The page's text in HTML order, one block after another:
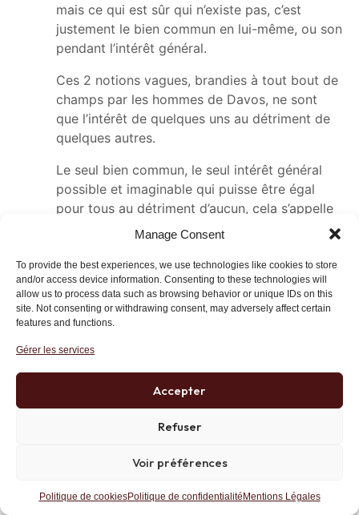
Manage Consent
To provide the best experiences, we use technologies like cookies to store
and/or access device information. Consenting to these technologies will
allow us to process data such as browsing behavior or unique IDs on this
site. Not consenting or withdrawing consent, may adversely affect certain
features and functions.
Gérer les services
Accepter
Refuser
Voir préférences
Politique de cookiesPolitique de confidentialité Mentions Légales
mais ce qui est sûr qui n’existe pas, c’est
justement le bien commun en lui-même, ou son
pendant l’intérêt général.
Ces 2 notions vagues, brandies à tout bout de
champs par les hommes de Davos, ne sont
que l’intérêt de quelques uns au détriment de
quelques autres.
Le seul bien commun, le seul intérêt général
possible et imaginable qui puisse être égal
pour tous au détriment d’aucun, cela s’appelle
le libéralisme, cad le respect des droits
fondamentaux de chaque individu.
Si pour Mr GAVE c’est cela le bien commun,
alors je souscris pleinement !
Répondre
maurice
Attention, le Bien Commun (BC) n’est
vrac: